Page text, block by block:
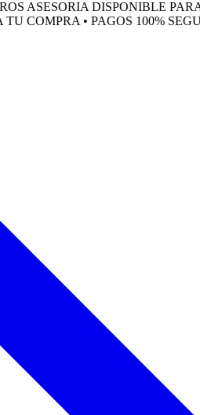
DISPONIBLE PARA TU
• PAGOS 100% SEGUROS